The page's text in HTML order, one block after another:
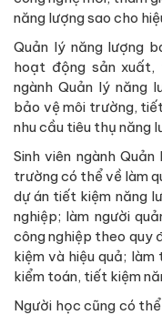
năng lượng sao cho
Quản lý năng lượng
hoạt động sản xuất,
ngành Quản lý năng
bảo vệ môi trường,
nhu cầu tiêu thụ năng
Sinh viên ngành
trường có thể về làm
dự án tiết kiệm năng
nghiệp; làm người
công nghiệp theo quy
kiệm và hiệu quả;
kiểm toán, tiết kiệm
Người học cũng có